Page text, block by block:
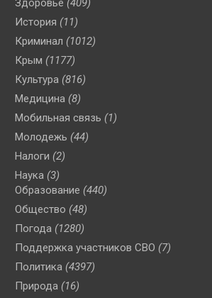
Здоровье (409)
История (11)
Криминал (1012)
Крым (1177)
Культура (816)
Медицина (8)
Мобильная связь (1)
Молодежь (44)
Налоги (2)
Наука (3)
Образование (440)
Общество (48)
Погода (1280)
Поддержка участников СВО (7)
Политика (4397)
Природа (16)